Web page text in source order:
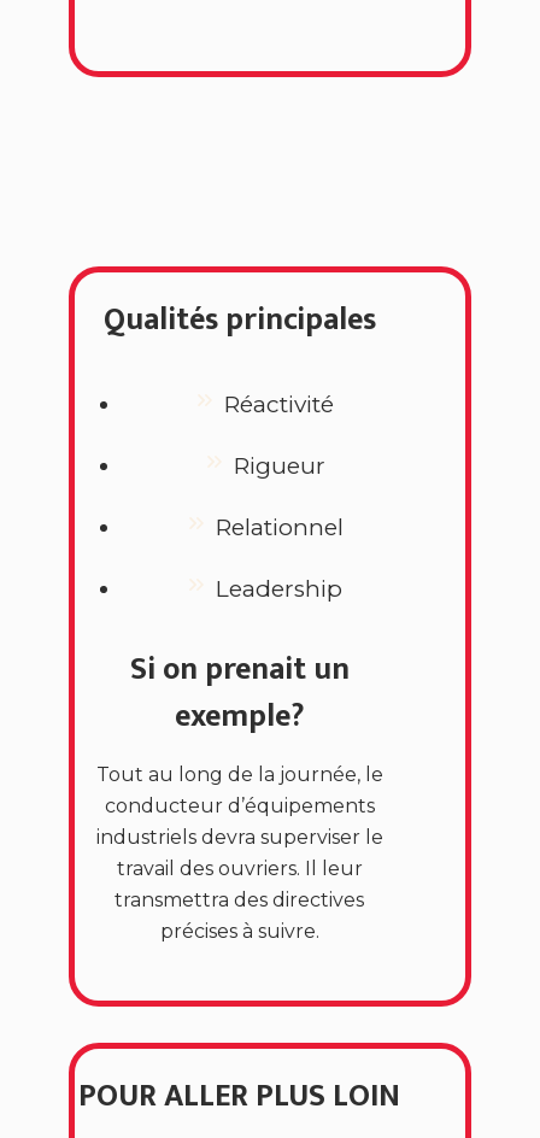
Qualités principales
Réactivité
Rigueur
Relationnel
Leadership
Si on prenait un
exemple?
Tout au long de la journée, le
conducteur d’équipements
industriels devra superviser le
travail des ouvriers. Il leur
transmettra des directives
précises à suivre.
POUR ALLER PLUS LOIN